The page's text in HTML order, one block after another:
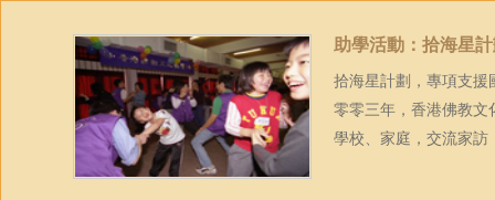
助學活動：拾海星
拾海星計劃，專項支援
零零三年，香港佛教文
學校、家庭，交流家訪